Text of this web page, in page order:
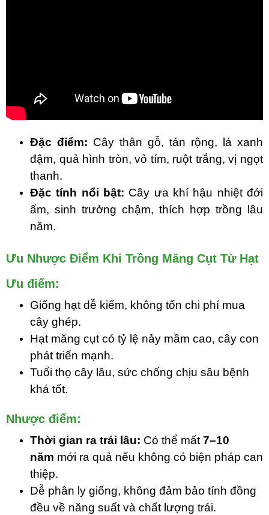
Đặc điểm: Cây thân gỗ, tán rộng, lá xanh
đậm, quả hình tròn, vỏ tím, ruột trắng, vị ngọt
thanh.
Đặc tính nổi bật: Cây ưa khí hậu nhiệt đới
ẩm, sinh trưởng chậm, thích hợp trồng lâu
năm.
Ưu Nhược Điểm Khi Trồng Măng Cụt Từ Hạt
Ưu điểm:
Giống hạt dễ kiếm, không tốn chi phí mua
cây ghép.
Hạt măng cụt có tỷ lệ nảy mầm cao, cây con
phát triển mạnh.
Tuổi thọ cây lâu, sức chống chịu sâu bệnh
khá tốt.
Nhược điểm:
Thời gian ra trái lâu: Có thể mất7–10
năm mới ra quả nếu không có biện pháp can
thiệp.
Dễ phân ly giống, không đảm bảo tính đồng
đều về năng suất và chất lượng trái.